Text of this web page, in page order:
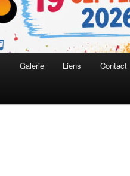
Galerie Liens Contact